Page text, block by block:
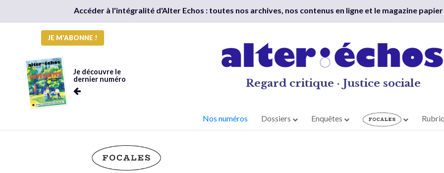
Accéder à l'intégralité d'Alter Echos : toutes nos archives, nos contenus en ligne et le magazine
JE M'ABONNE !
Je découvre le
dernier numéro
Regard critique · Justice sociale
Nos numéros Dossiers Enquêtes